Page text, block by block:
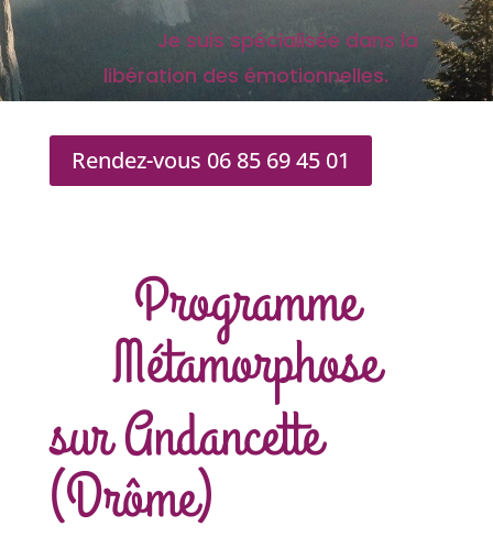
Je suis spécialisée dans la
libération des émotionnelles.
Rendez-vous 06 85 69 45 01
Programme
Métamorphose
sur Andancette
(Drôme)